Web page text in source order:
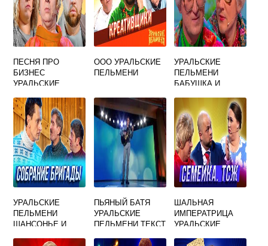
ПЕСНЯ ПРО
БИЗНЕС
УРАЛЬСКИЕ
ООО УРАЛЬСКИЕ
ПЕЛЬМЕНИ
УРАЛЬСКИЕ
ПЕЛЬМЕНИ
БАБУШКА И
ВЫХОДЯТ ЗАМУЖ
УРАЛЬСКИЕ
ПЕЛЬМЕНИ
ШАНСОНЬЕ И
ПЬЯНЫЙ БАТЯ
УРАЛЬСКИЕ
ПЕЛЬМЕНИ ТЕКСТ
ШАЛЬНАЯ
ИМПЕРАТРИЦА
УРАЛЬСКИЕ